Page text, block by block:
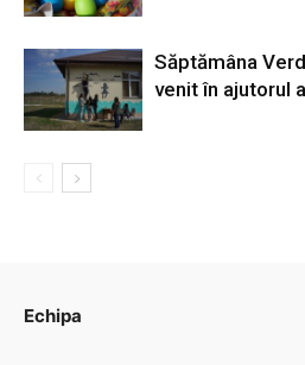
Săptămâna
venit în ajutorul
Echipa